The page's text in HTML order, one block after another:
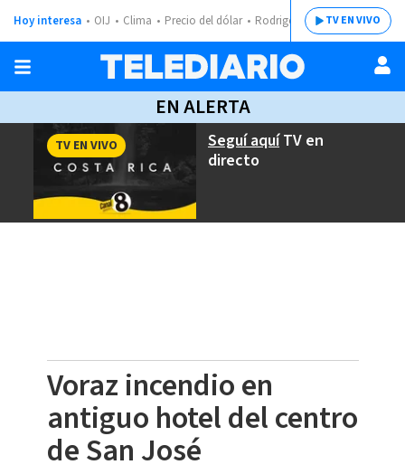
Hoy interesa OIJ Clima Precio del dólar Rodrigo ChavesTV EN VIVO
EN ALERTA
Seguí aquíTV en
directo
TV EN VIVO
Voraz incendio en
antiguo hotel del centro
de San José